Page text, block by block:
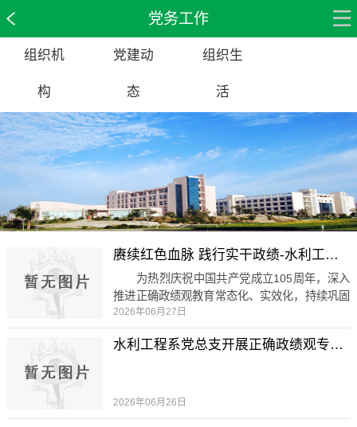
党务工作
组织机
构
党建动
态
组织生
活
赓续红色血脉 践行实干政绩-水利工程系党总支开展庆“七一”主题党日活动
为热烈庆祝中国共产党成立105周年，深入
推进正确政绩观教育常态化、实效化，持续巩固
拓展党史学习教育成果，进一步锤炼党员党性修
养、厚植实干为民初心、凝聚干事创业合力，6
月26日，水利工程系党总支组织党员干部赴临沂
学树政绩”为主线，分上午暖心走访、下午沉浸
式研学两大阶段有序开展，取得良好教育成效。
2026年06月27日
水利工程系党总支开展正确政绩观专题党课
2026年06月26日